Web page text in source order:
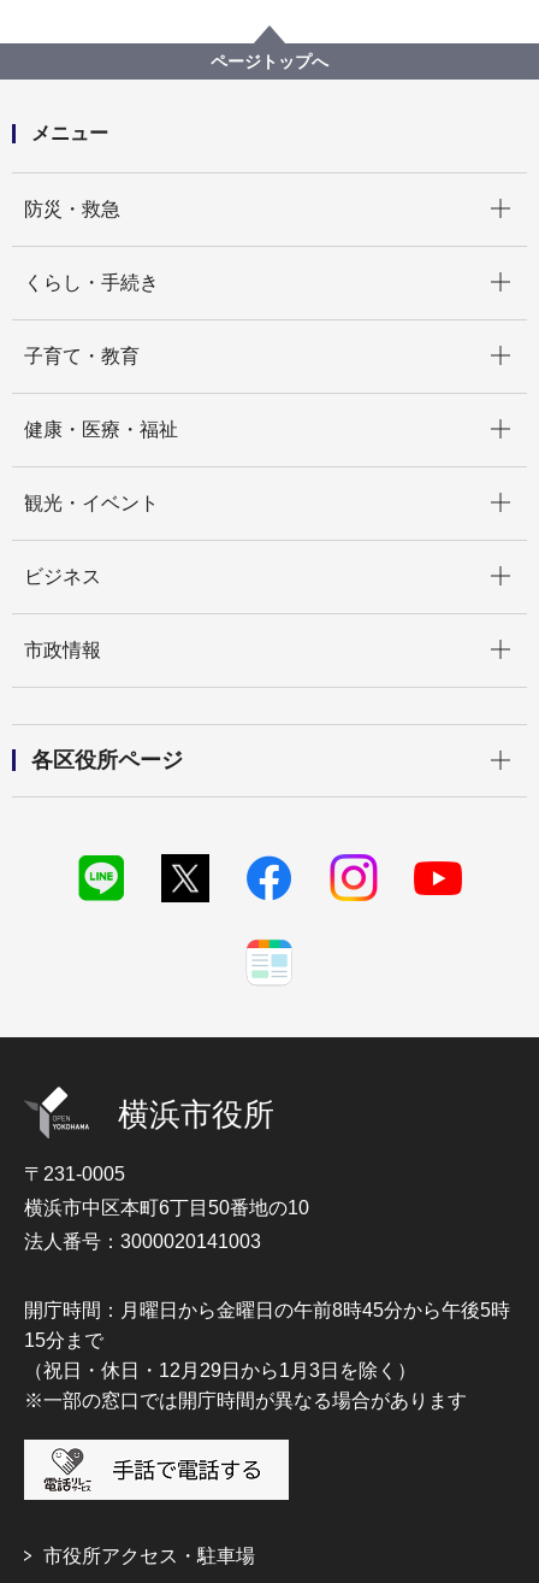
土壌中のダイオキシン類調査結果
土壌中のダイオキシン類調査結果（平成17年度）
ページトップへ
メニュー
防災・救急
くらし・手続き
子育て・教育
健康・医療・福祉
観光・イベント
ビジネス
市政情報
各区役所ページ
横浜市役所
〒231-0005
横浜市中区本町6丁目50番地の10
法人番号：3000020141003
開庁時間：月曜日から金曜日の午前8時45分から午後5時
15分まで
（祝日・休日・12月29日から1月3日を除く）
※一部の窓口では開庁時間が異なる場合があります
市役所アクセス・駐車場